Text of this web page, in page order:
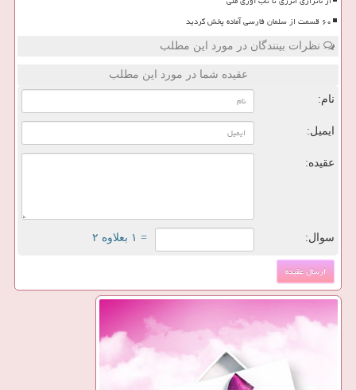
۶۰ قسمت از سلمان فارسی آماده پخش گردید
نظرات بینندگان در مورد این مطلب
عقیده شما در مورد این مطلب
نام:
ایمیل:
عقیده:
سوال: = ۱ بعلاوه ۲